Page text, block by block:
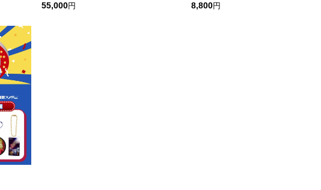
55,000円
8,800円